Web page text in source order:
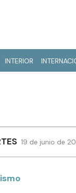
INTERIOR
19 de junio de